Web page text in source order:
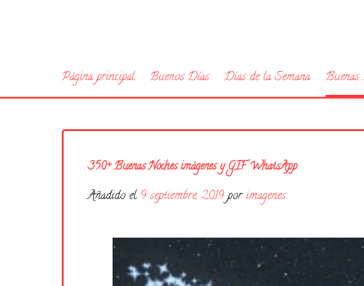
Página principal Buenos Días Días de la Semana Buenas
350+ Buenas Noches imágenes y GIF WhatsApp
Añadido el 9 septiembre, 2019 por imagenes